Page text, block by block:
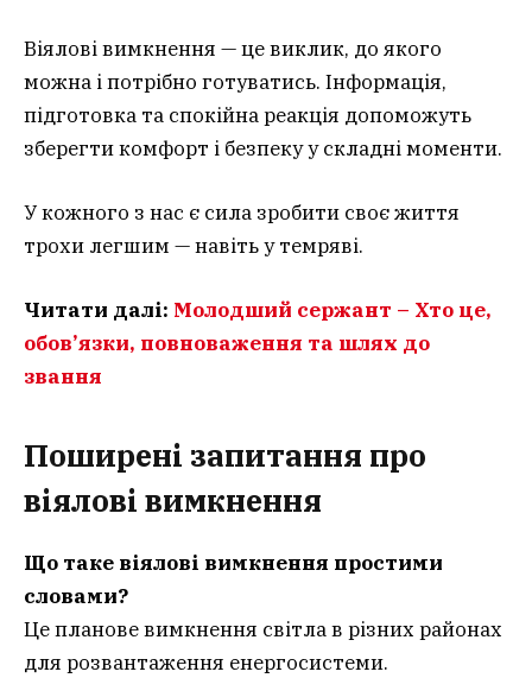
Віялові вимкнення — це виклик, до якого
можна і потрібно готуватись. Інформація,
підготовка та спокійна реакція допоможуть
зберегти комфорт і безпеку у складні моменти.
У кожного з нас є сила зробити своє життя
трохи легшим — навіть у темряві.
Читати далі: Молодший сержант – Хто це,
обов’язки, повноваження та шлях до
звання
Поширені запитання про
віялові вимкнення
Що таке віялові вимкнення простими
словами?
Це планове вимкнення світла в різних районах
для розвантаження енергосистеми.